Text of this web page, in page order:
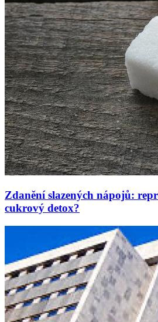
Zdanění slazených nápojů:
cukrový detox?